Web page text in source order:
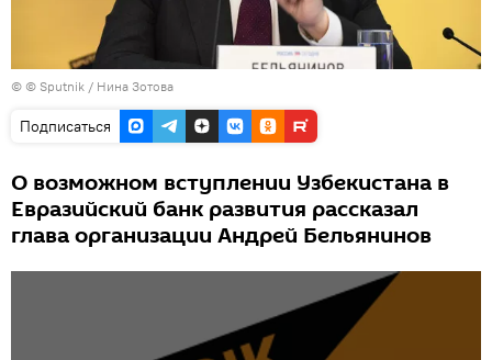
© © Sputnik / Нина Зотова
Подписаться
О возможном вступлении Узбекистана в
Евразийский банк развития рассказал
глава организации Андрей Бельянинов